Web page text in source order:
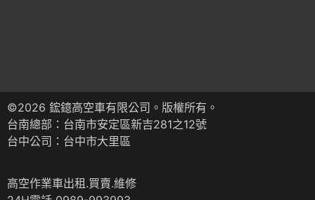
©2026 鋐鐿高空車有限公司。版權所有。
台南總部：台南市安定區新吉281之12號
台中公司：台中市大里區
高空作業車出租.買賣.維修